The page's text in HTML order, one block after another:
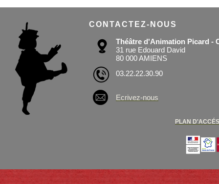
CONTACTEZ-NOUS
Théâtre d'Animation Picard -
31 rue Edouard David
80 000 AMIENS
03.22.22.30.90
Ecrivez-nous
PLAN D'ACCÉS